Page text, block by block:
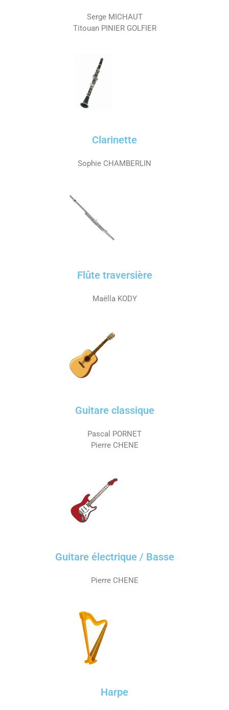
Serge MICHAUT
Titouan PINIER GOLFIER
Clarinette
Sophie CHAMBERLIN
Flûte traversière
Maëlla KODY
Guitare classique
Pascal PORNET
Pierre CHENE
Guitare électrique / Basse
Pierre CHENE
Harpe